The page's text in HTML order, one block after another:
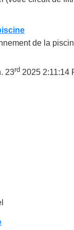
de la
23rd 2025 2:11:14